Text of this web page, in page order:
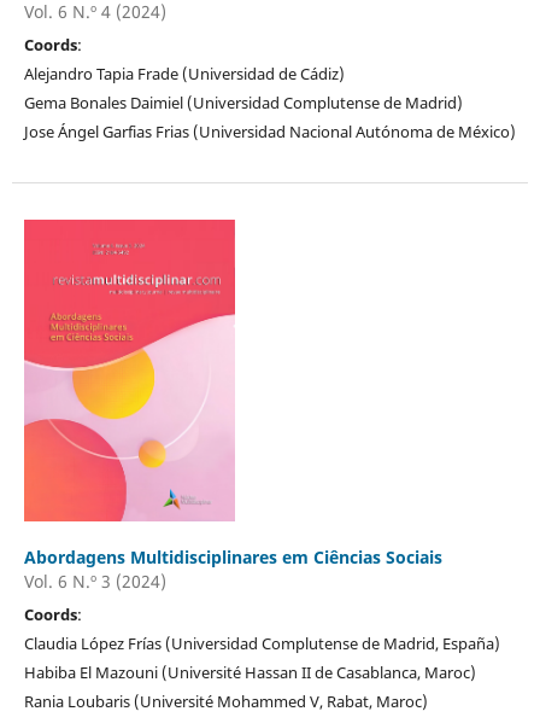
Vol. 6 N.º 4 (2024)
Coords:
Alejandro Tapia Frade (Universidad de Cádiz)
Gema Bonales Daimiel (Universidad Complutense de Madrid)
Jose Ángel Garfias Frias (Universidad Nacional Autónoma de México)
Abordagens Multidisciplinares em Ciências Sociais
Vol. 6 N.º 3 (2024)
Coords:
Claudia López Frías (Universidad Complutense de Madrid, España)
Habiba El Mazouni (Université Hassan II de Casablanca, Maroc)
Rania Loubaris (Université Mohammed V, Rabat, Maroc)